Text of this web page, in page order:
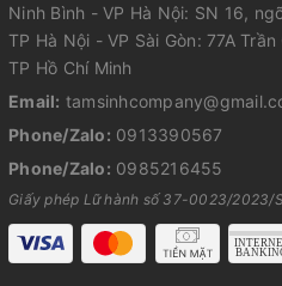
Ninh Bình - VP Hà Nội: SN 16,
TP Hà Nội - VP Sài Gòn: 77A
TP Hồ Chí Minh
Email:
Phone/Zalo: 0913390567
Phone/Zalo: 0985216455
Giấy phép Lữ hành số 37-0023/2023/